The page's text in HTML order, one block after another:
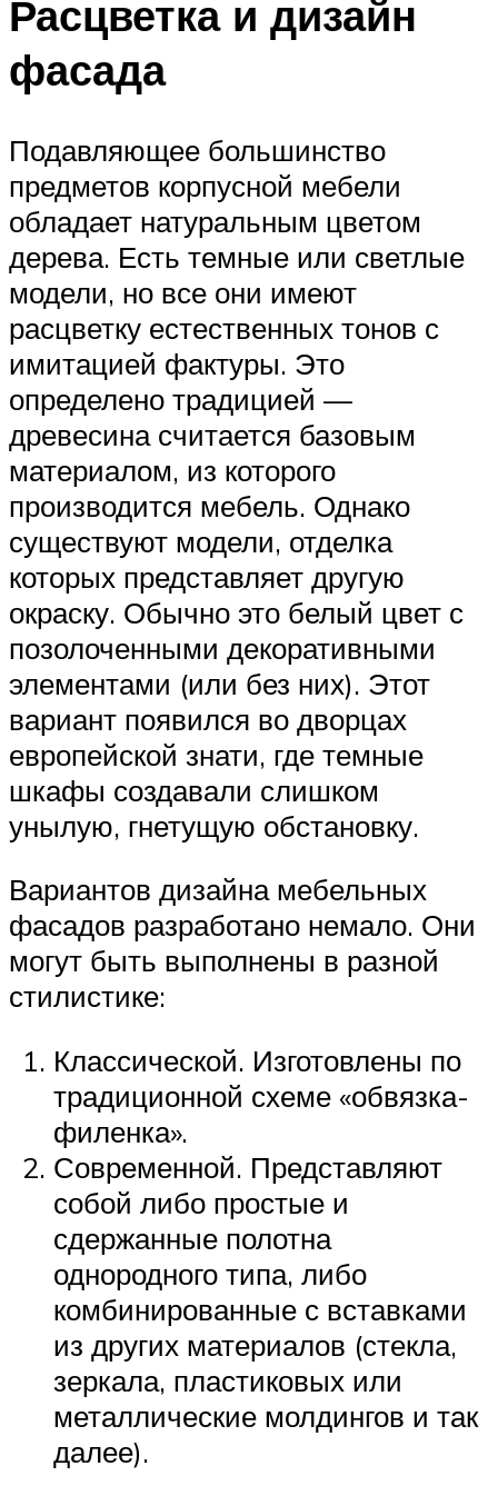
Расцветка и дизайн
фасада
Подавляющее большинство
предметов корпусной мебели
обладает натуральным цветом
дерева. Есть темные или светлые
модели, но все они имеют
расцветку естественных тонов с
имитацией фактуры. Это
определено традицией —
древесина считается базовым
материалом, из которого
производится мебель. Однако
существуют модели, отделка
которых представляет другую
окраску. Обычно это белый цвет с
позолоченными декоративными
элементами (или без них). Этот
вариант появился во дворцах
европейской знати, где темные
шкафы создавали слишком
унылую, гнетущую обстановку.
Вариантов дизайна мебельных
фасадов разработано немало. Они
могут быть выполнены в разной
стилистике:
Классической. Изготовлены по
традиционной схеме «обвязка-
филенка».
Современной. Представляют
собой либо простые и
сдержанные полотна
однородного типа, либо
комбинированные с вставками
из других материалов (стекла,
зеркала, пластиковых или
металлические молдингов и так
далее).